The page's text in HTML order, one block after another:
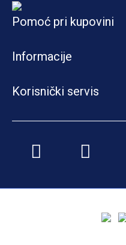
Pomoć pri kupovini
Informacije
Korisnički servis